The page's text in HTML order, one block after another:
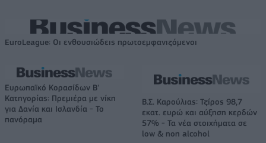
EuroLeague: Οι ενθουσιώδεις πρωτοεμφανιζόμενοι
Ευρωπαϊκό Κορασίδων Β'
Κατηγορίας: Πρεμιέρα με νίκη
για Δανία και Ισλανδία - Το
πανόραμα
Β.Σ. Καρούλιας: Τζίρος 98,7
εκατ. ευρώ και αύξηση κερδών
57% - Τα νέα στοιχήματα σε
low & non alcohol